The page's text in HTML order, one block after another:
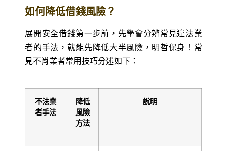
如何降低借錢風險？
展開安全借錢第一步前，先學會分辨常見違法業
者的手法，就能先降低大半風險，明哲保身！常
見不肖業者常用技巧分述如下：
不法業
者手法
降低
風險
方法
說明